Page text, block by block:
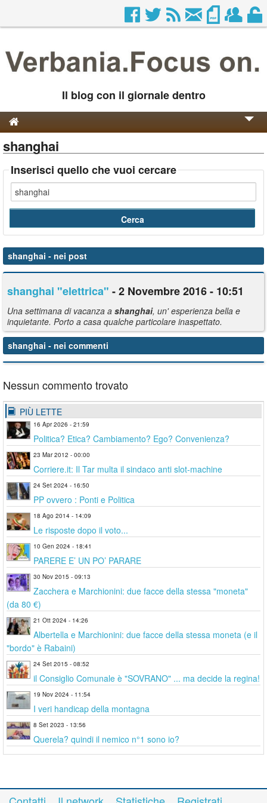
Il blog con il giornale dentro
Genesi e Storia
Contatti
shanghai
Inserisci quello che vuoi cercare
shanghai - nei post
shanghai "elettrica" - 2 Novembre 2016 - 10:51
Una settimana di vacanza a shanghai, un' esperienza bella e
inquietante. Porto a casa qualche particolare inaspettato.
shanghai - nei commenti
Nessun commento trovato
PIÙ LETTE
16 Apr 2026 - 21:59
Politica? Etica? Cambiamento? Ego? Convenienza?
23 Mar 2012 - 00:00
Corriere.it: Il Tar multa il sindaco anti slot-machine
24 Set 2024 - 16:50
PP ovvero : Ponti e Politica
18 Ago 2014 - 14:09
Le risposte dopo il voto...
10 Gen 2024 - 18:41
PARERE E’ UN PO’ PARARE
30 Nov 2015 - 09:13
Zacchera e Marchionini: due facce della stessa "moneta"
(da 80 €)
21 Ott 2024 - 14:26
Albertella e Marchionini: due facce della stessa moneta (e il
"bordo" è Rabaini)
24 Set 2015 - 08:52
il Consiglio Comunale è "SOVRANO" ... ma decide la regina!
19 Nov 2024 - 11:54
I veri handicap della montagna
8 Set 2023 - 13:56
Querela? quindi il nemico n°1 sono io?